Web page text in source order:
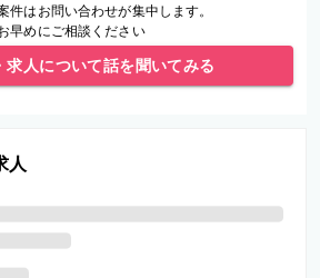
件はお問い合わせが集中します。
早めにご相談ください
求人について話を聞いてみる
人